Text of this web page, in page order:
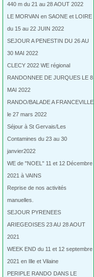
440 m du 21 au 28 AOUT 2022
LE MORVAN en SAONE et LOIRE
du 15 au 22 JUIN 2022
SEJOUR A PENESTIN DU 26 AU
30 MAI 2022
CLECY 2022 WE régional
RANDONNEE DE JURQUES LE 8
MAI 2022
RANDO/BALADE A FRANCEVILLE
le 27 mars 2022
Séjour à St Gervais/Les
Contamines du 23 au 30
janvier2022
WE de "NOEL" 11 et 12 Décembre
2021 à VAINS
Reprise de nos activités
manuelles.
SEJOUR PYRENEES
ARIEGEOISES 23 AU 28 AOUT
2021
WEEK END du 11 et 12 septembre
2021 en Ille et Vilaine
PERIPLE RANDO DANS LE